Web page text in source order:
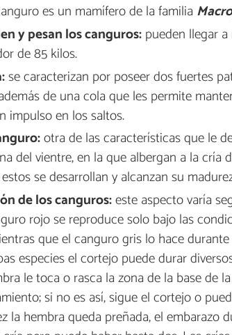
es un mamífero de la familia
y pesan los canguros:pueden llegar a
de 85 kilos.
se caracterizan por poseer dos fuertes
de una cola que les permite
impulso en los saltos.
otra de las características que le
del vientre, en la que albergan a la cría
se desarrollan y alcanzan su
de los canguros:este aspecto varía
rojo se reproduce solo bajo las
que el canguro gris lo hace
especies el cortejo puede durar
le toca o rasca la zona de la base de
si no es así, sigue el cortejo o
la hembra queda preñada, el embarazo